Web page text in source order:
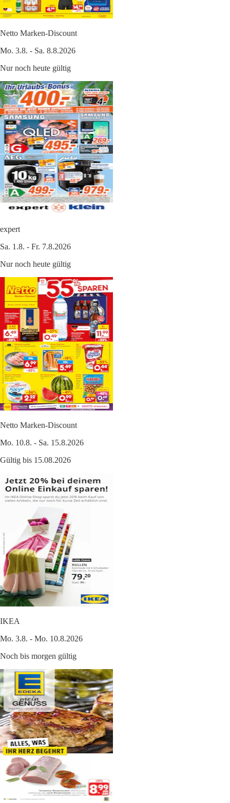
Netto Marken-Discount
Mo. 3.8. - Sa. 8.8.2026
Nur noch heute gültig
expert
Sa. 1.8. - Fr. 7.8.2026
Nur noch heute gültig
Netto Marken-Discount
Mo. 10.8. - Sa. 15.8.2026
Gültig bis 15.08.2026
IKEA
Mo. 3.8. - Mo. 10.8.2026
Noch bis morgen gültig